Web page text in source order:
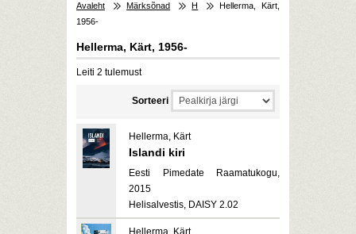
Avaleht Märksõnad H
Hellerma, Kärt,
1956-
Hellerma, Kärt, 1956-
Leiti 2 tulemust
Sorteeri
Hellerma, Kärt
Islandi kiri
Eesti Pimedate Raamatukogu,
2015
Helisalvestis, DAISY 2.02
Hellerma, Kärt